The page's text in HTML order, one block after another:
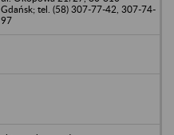
Gdańsk; tel. (58) 307-77-42, 307-74-
97